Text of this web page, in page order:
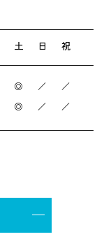
土 日 祝
◎ ／ ／
◎ ／ ／